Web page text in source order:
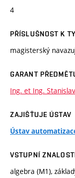
4
PŘÍSLUŠNOST K
magisterský
GARANT
Ing. et Ing.
ZAJIŠŤUJE ÚSTAV
Ústav
VSTUPNÍ
algebra (M1),